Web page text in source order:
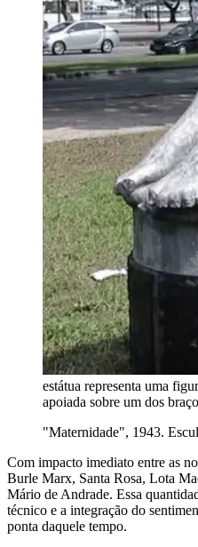
estátua representa uma
apoiada sobre um dos
"Maternidade", 1943.
Com impacto imediato entre as
Burle Marx, Santa Rosa, Lota
Mário de Andrade. Essa
técnico e a integração do
ponta daquele tempo.